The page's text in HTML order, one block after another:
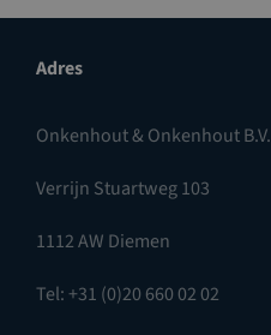
Adres
Onkenhout & Onkenhout B.V.
Verrijn Stuartweg 103
1112 AW Diemen
Tel: +31 (0)20 660 02 02